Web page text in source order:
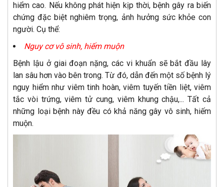
hiểm cao. Nếu không phát hiện kịp thời, bệnh gây ra biến
chứng đặc biệt nghiêm trọng, ảnh hưởng sức khỏe con
người. Cụ thể:
Nguy cơ vô sinh, hiếm muộn
Bệnh lậu ở giai đoạn nặng, các vi khuẩn sẽ bắt đầu lây
lan sâu hơn vào bên trong. Từ đó, dẫn đến một số bệnh lý
nguy hiểm như viêm tinh hoàn, viêm tuyến tiền liệt, viêm
tắc vòi trứng, viêm tử cung, viêm khung chậu,... Tất cả
những loại bệnh này đều có khả năng gây vô sinh, hiếm
muộn.